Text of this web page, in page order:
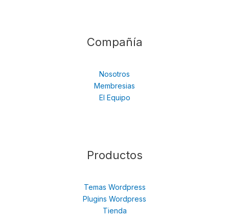
Compañía
Nosotros
Membresias
El Equipo
Productos
Temas Wordpress
Plugins Wordpress
Tienda